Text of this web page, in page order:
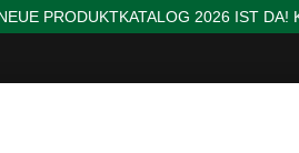
PRODUKTKATALOG 2026 IST